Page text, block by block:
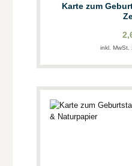
Karte zum
inkl. MwSt.